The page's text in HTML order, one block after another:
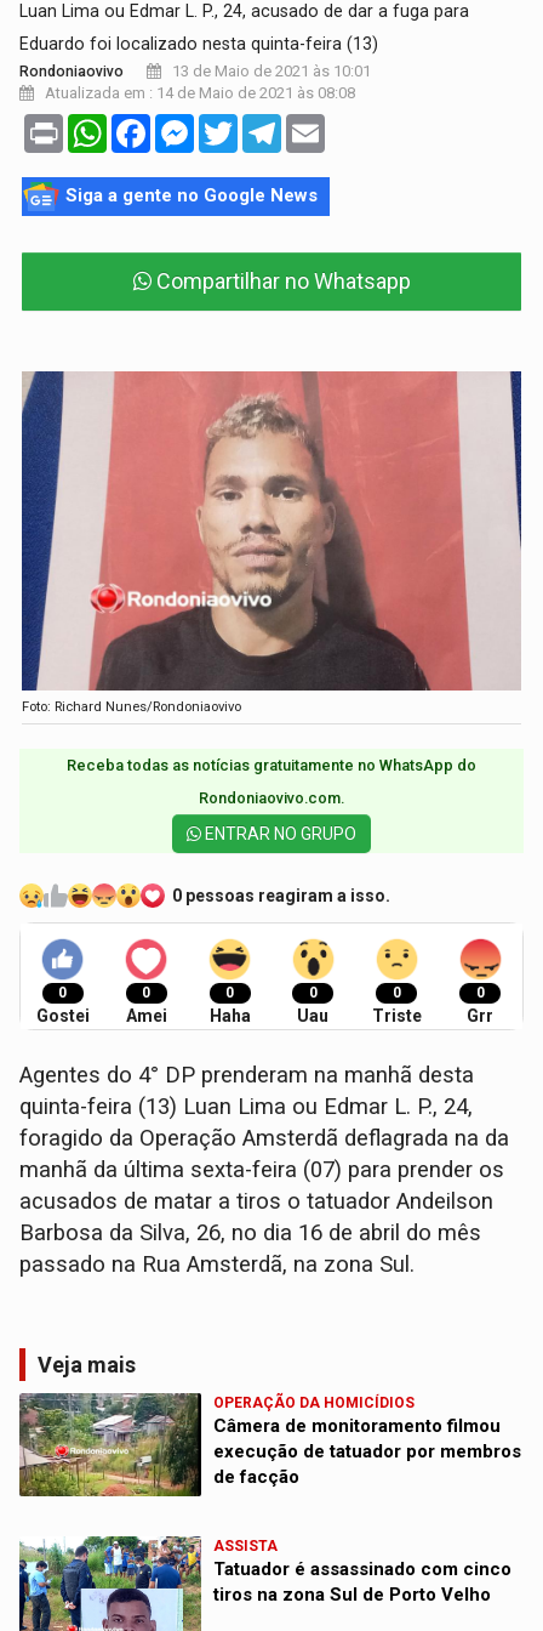
Luan Lima ou Edmar L. P., 24, acusado de dar a fuga para
Eduardo foi localizado nesta quinta-feira (13)
Rondoniaovivo
13 de Maio de 2021 às 10:01
Atualizada em : 14 de Maio de 2021 às 08:08
Print WhatsAppFacebookMessenger
TwitterTelegram
Siga a gente no Google News
Compartilhar no Whatsapp
Foto: Richard Nunes/Rondoniaovivo
Receba todas as notícias gratuitamente no WhatsApp do
Rondoniaovivo.com.​
ENTRAR NO GRUPO
0 pessoas reagiram a isso.
0
Gostei
0
Amei
0
Haha
0
Uau
0
Triste
0
Grr
Agentes do 4° DP prenderam na manhã desta
quinta-feira (13) Luan Lima ou Edmar L. P., 24,
foragido da Operação Amsterdã deflagrada na da
manhã da última sexta-feira (07) para prender os
acusados de matar a tiros o tatuador Andeilson
Barbosa da Silva, 26, no dia 16 de abril do mês
passado na Rua Amsterdã, na zona Sul.
Veja mais
OPERAÇÃO DA HOMICÍDIOS
Câmera de monitoramento filmou
execução de tatuador por membros
de facção
ASSISTA
Tatuador é assassinado com cinco
tiros na zona Sul de Porto Velho